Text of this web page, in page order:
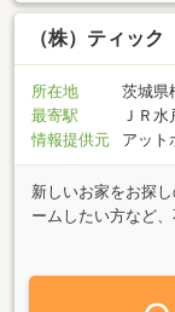
う方に向けて、不
ップサービスをご
す。設計・施工・
タルでサポートい
（株）ティック
所在地
茨城県
最寄駅
ＪＲ
情報提供元
アット
新しいお家をお探
ームしたい方など
ご相談下さい。建